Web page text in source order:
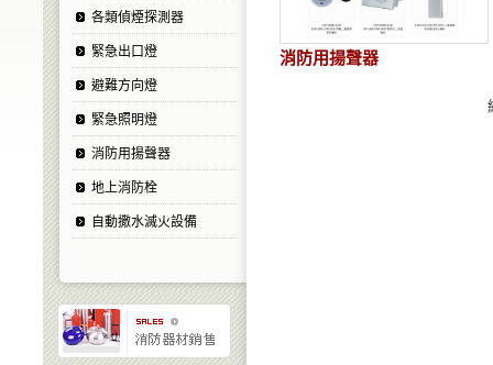
各類偵煙探測器
緊急出口燈
避難方向燈
緊急照明燈
消防用揚聲器
地上消防栓
自動撒水滅火設備
消防用揚聲器